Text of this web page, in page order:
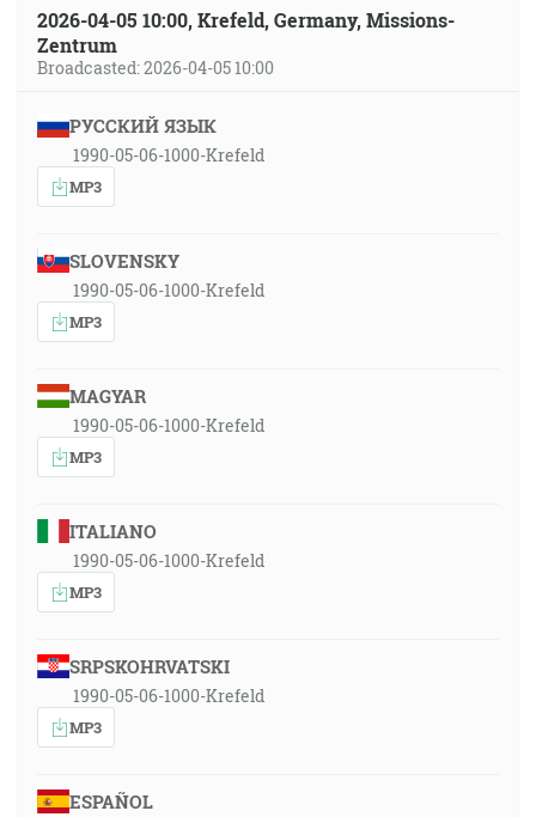
2026-04-05 10:00, Krefeld, Germany, Missions-
Zentrum
Broadcasted: 2026-04-05 10:00
РУССКИЙ ЯЗЫК
1990-05-06-1000-Krefeld
MP3
SLOVENSKY
1990-05-06-1000-Krefeld
MP3
MAGYAR
1990-05-06-1000-Krefeld
MP3
ITALIANO
1990-05-06-1000-Krefeld
MP3
SRPSKOHRVATSKI
1990-05-06-1000-Krefeld
MP3
ESPAÑOL